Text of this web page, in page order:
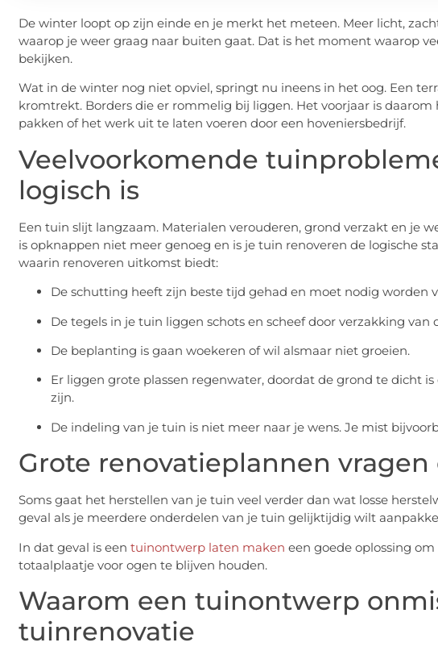
De winter loopt op zijn einde en je merkt het meteen. Meer licht,
waarop je weer graag naar buiten gaat. Dat is het moment waarop
bekijken.
Wat in de winter nog niet opviel, springt nu ineens in het oog. Een
kromtrekt. Borders die er rommelig bij liggen. Het voorjaar is
pakken of het werk uit te laten voeren door een hoveniersbedrijf.
Veelvoorkomende
logisch is
Een tuin slijt langzaam. Materialen verouderen, grond verzakt en je
is opknappen niet meer genoeg en is je tuin renoveren de logische
waarin renoveren uitkomst biedt:
De schutting heeft zijn beste tijd gehad en moet nodig worden
De tegels in je tuin liggen schots en scheef door verzakking van
De beplanting is gaan woekeren of wil alsmaar niet groeien.
Er liggen grote plassen regenwater, doordat de grond te dicht
zijn.
De indeling van je tuin is niet meer naar je wens. Je mist
Grote renovatieplannen
Soms gaat het herstellen van je tuin veel verder dan wat losse
geval als je meerdere onderdelen van je tuin gelijktijdig wilt
In dat geval is een tuinontwerp laten maken een goede oplossing
totaalplaatje voor ogen te blijven houden.
Waarom een tuinontwerp
tuinrenovatie